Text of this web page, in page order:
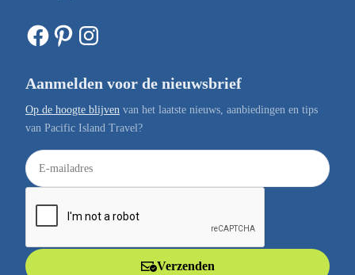
Facebook Pinterest Instagram
Aanmelden voor de nieuwsbrief
Op de hoogte blijven van het laatste nieuws, aanbiedingen en tips
van Pacific Island Travel?
E
-
Verzenden